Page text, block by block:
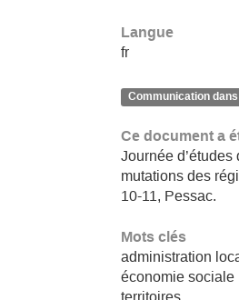
Langue
fr
Communication
Ce document a
Journée
mutations des
10-11, Pessac.
Mots clés
administration
économie sociale
territoires